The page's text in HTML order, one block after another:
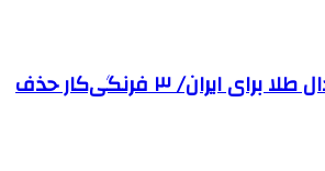
شانس یک مدال طلا برای ایران/ ۳ فرنگی‌کار حذف